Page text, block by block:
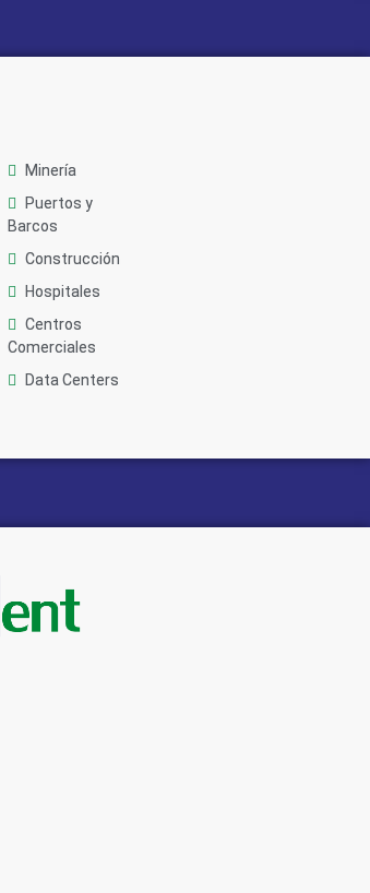
Minería
Puertos y
Barcos
Construcción
Hospitales
Centros
Comerciales
Data Centers